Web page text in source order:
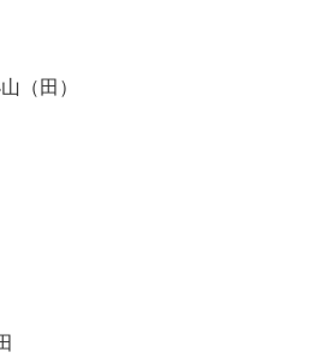
（田）